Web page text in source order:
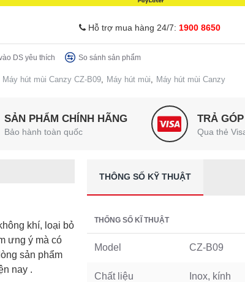
Hỗ trợ mua hàng 24/7: 1900 8650
DS yêu thích So sánh sản phẩm
Máy hút mùi Canzy CZ-B09, Máy hút mùi, Máy hút mùi Canzy
SẢN PHẨM CHÍNH HÃNG
Bảo hành toàn quốc
TRẢ
Qua thẻ
khí, loại bỏ
ưng ý mà có
sản phẩm
nay .
THÔNG SỐ KỸ THUẬT
THỐNG SỐ KĨ THUẬT
Model CZ-B09
Chất liệu Inox, kính